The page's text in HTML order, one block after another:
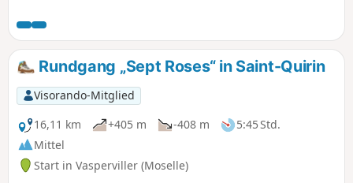
Courts: Besichtigung einer Stätte mit fünf
deutschen Bunkeranlagen aus der Zeit von
1814 bis 1918.
Rundgang „Sept Roses“ in Saint-Quirin
Visorando-Mitglied
16,11 km
+405 m -408 m
5:45 Std.
Mittel
Start in Vasperviller (Moselle)